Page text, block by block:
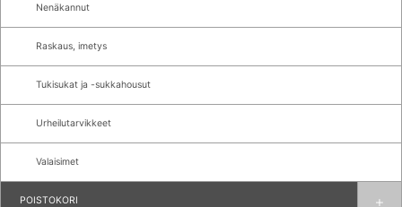
Nenäkannut
Raskaus, imetys
Tukisukat ja -sukkahousut
Urheilutarvikkeet
Valaisimet
POISTOKORI